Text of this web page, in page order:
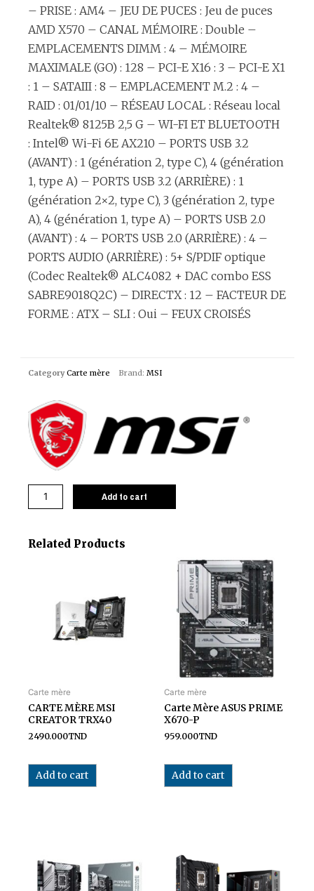
– PRISE : AM4 – JEU DE PUCES : Jeu de puces
AMD X570 – CANAL MÉMOIRE : Double –
EMPLACEMENTS DIMM : 4 – MÉMOIRE
MAXIMALE (GO) : 128 – PCI-E X16 : 3 – PCI-E X1
: 1 – SATAIII : 8 – EMPLACEMENT M.2 : 4 –
RAID : 01/01/10 – RÉSEAU LOCAL : Réseau local
Realtek® 8125B 2,5 G – WI-FI ET BLUETOOTH
: Intel® Wi-Fi 6E AX210 – PORTS USB 3.2
(AVANT) : 1 (génération 2, type C), 4 (génération
1, type A) – PORTS USB 3.2 (ARRIÈRE) : 1
(génération 2×2, type C), 3 (génération 2, type
A), 4 (génération 1, type A) – PORTS USB 2.0
(AVANT) : 4 – PORTS USB 2.0 (ARRIÈRE) : 4 –
PORTS AUDIO (ARRIÈRE) : 5+ S/PDIF optique
(Codec Realtek® ALC4082 + DAC combo ESS
SABRE9018Q2C) – DIRECTX : 12 – FACTEUR DE
FORME : ATX – SLI : Oui – FEUX CROISÉS
Category Carte mère Brand: MSI
Add to cart
Related Products
Carte mère
CARTE MÈRE MSI
CREATOR TRX40
2490.000TND
Add to cart
Carte mère
Carte Mère ASUS PRIME
X670-P
959.000TND
Add to cart